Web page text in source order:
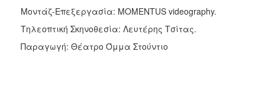
Μοντάζ-Επεξεργασία: MOMENTUS videography.
Τηλεοπτική Σκηνοθεσία: Λευτέρης Τσίτας.
Παραγωγή: Θέατρο Όμμα Στούντιο